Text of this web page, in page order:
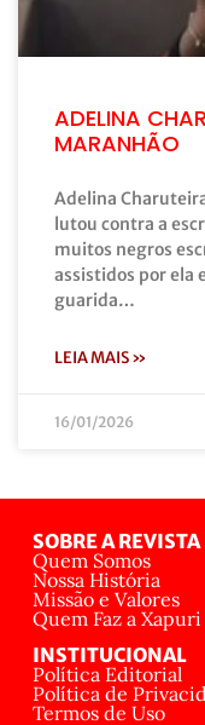
ADELINA
MARANHÃO
Adelina
lutou contra a
muitos negros
assistidos por ela
guarida…
LEIA MAIS »
16/01/2026
SOBRE A REVISTA
Quem Somos
Nossa História
Missão e Valores
Quem Faz a Xapuri
INSTITUCIONAL
Política Editorial
Política de
Termos de Uso